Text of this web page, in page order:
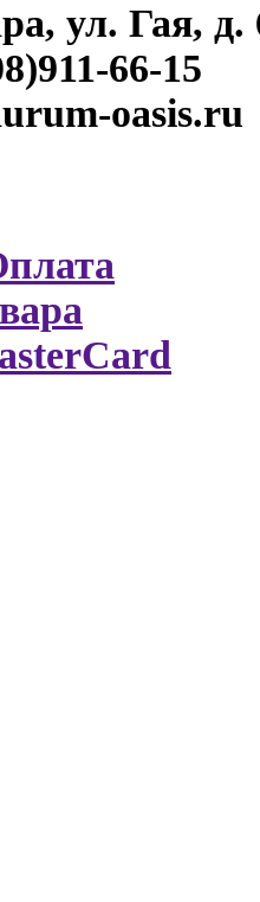
ул. Гая, д.
66-15
oasis.ru